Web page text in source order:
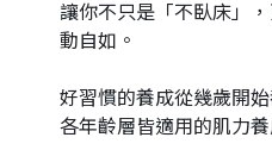
讓你不只是「不臥床」
動自如。
好習慣的養成從幾歲開始
各年齡層皆適用的肌力